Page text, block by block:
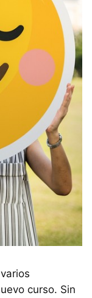
curso. Sin